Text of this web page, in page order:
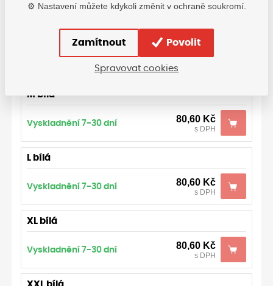
Varianty
Vyskladnění 7-30 dní 80,60Kč
M bílá
Vyskladnění 7-30 dní 80,60 Kč
s DPH
L bílá
Vyskladnění 7-30 dní 80,60 Kč
s DPH
XL bílá
Vyskladnění 7-30 dní 80,60 Kč
s DPH
⚙️ Nastavení můžete kdykoli změnit v ochraně soukromí.
Zamítnout Povolit
Spravovat cookies